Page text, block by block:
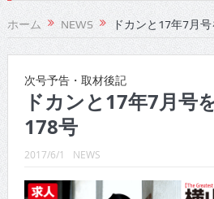
CINEMA×STYLE 291号
CINEMA×STYLE 290号
CINEMA×STYLE 289号
CINEMA×STYLE 288号
CINEMA×STYLE 287号
ホーム NEWS ドカンと17年7月
次号予告・取材後記
ドカンと17年7月号
178号
2017/6/1 NEWS